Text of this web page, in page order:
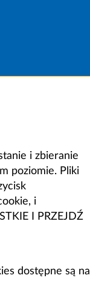
i zbieranie
poziomie. Pliki
i
I PRZEJDŹ
dostępne są na